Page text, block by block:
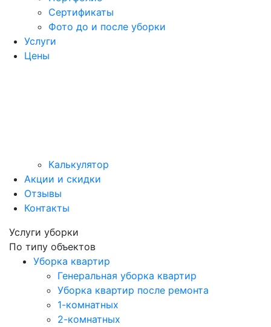
Сертификаты
Фото до и после уборки
Услуги
Цены
Калькулятор
Акции и скидки
Отзывы
Контакты
Услуги уборки
По типу объектов
Уборка квартир
Генеральная уборка квартир
Уборка квартир после ремонта
1-комнатных
2-комнатных